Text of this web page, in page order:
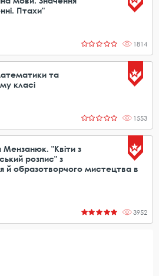
Птахи"
1814
та
класі
1553
Мензанюк. "Квіти з
розпис" з
й образотворчого мистецтва в
3952